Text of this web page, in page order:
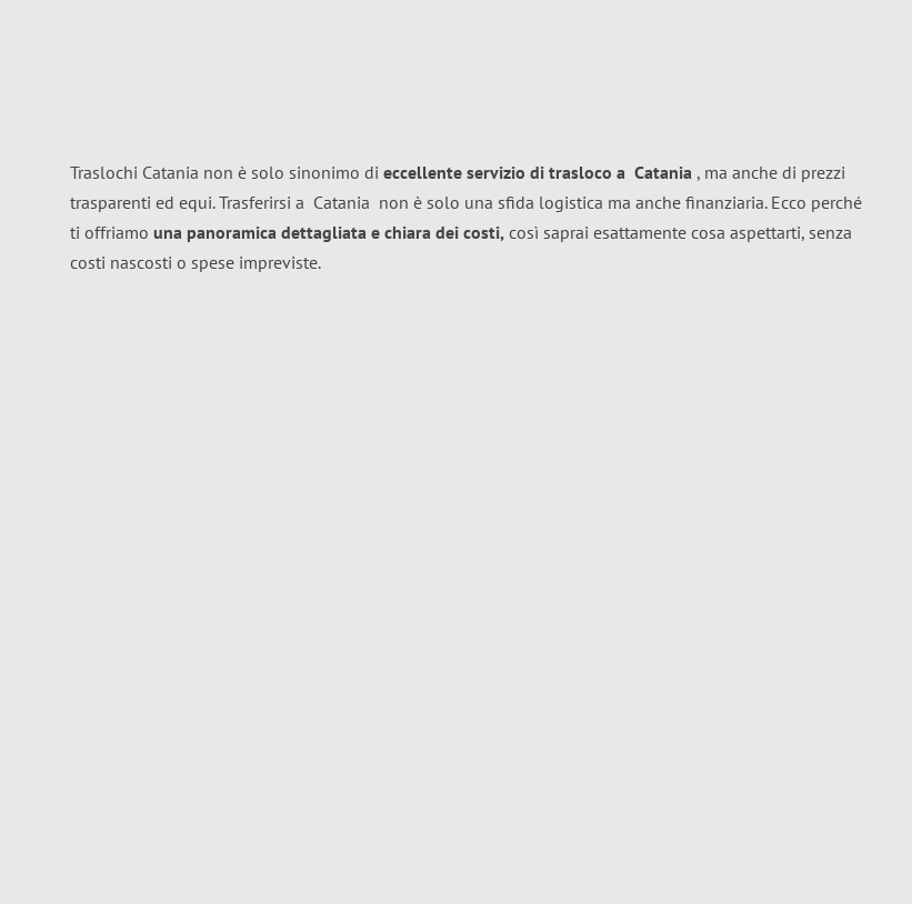
Traslochi Catania non è solo sinonimo di eccellente servizio di trasloco a Catania , ma anche di prezzi
trasparenti ed equi. Trasferirsi a Catania non è solo una sfida logistica ma anche finanziaria. Ecco perché
ti offriamo una panoramica dettagliata e chiara dei costi, così saprai esattamente cosa aspettarti, senza
costi nascosti o spese impreviste.